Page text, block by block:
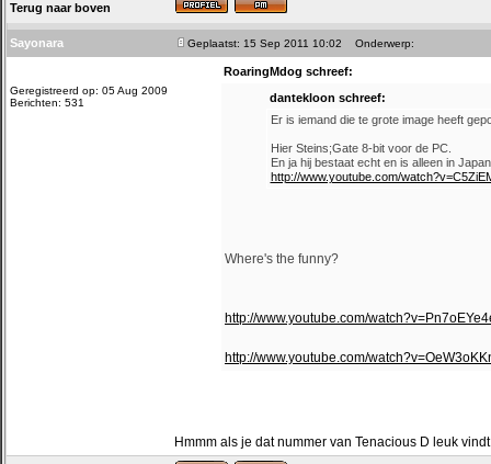
Terug naar boven
Sayonara Geplaatst: 15 Sep 2011 10:02 Onderwerp:
Geregistreerd op: 05 Aug 2009
Berichten: 531
RoaringMdog schreef:
dantekloon schreef:
Er is iemand die te grote image heeft
Hier Steins;Gate 8-bit voor de PC.
En ja hij bestaat echt en is alleen in
http://www.youtube.com/
Where's the funny?
http://www.youtube.com/
http://www.youtube.com/
Hmmm als je dat nummer van Tenacious D leuk